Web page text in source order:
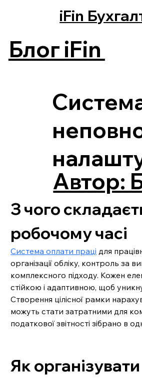
iFin
Блог iFin
Автор:
З чого
робочому часі
Система оплати праці для
організації обліку, контроль
комплексного підходу. Кожен
стійкою і адаптивною, щоб
Створення цілісної рамки
можуть стати затратними для
податкової звітності зібрано в
Як